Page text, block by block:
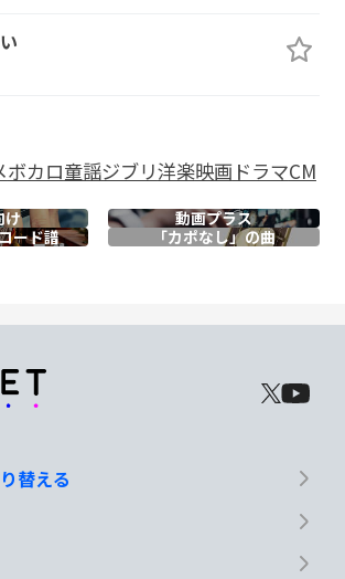
ボカロ童謡ジブリ洋楽映画ドラマCM
け
動画プラス
ード譜 「カポなし」の曲
替える